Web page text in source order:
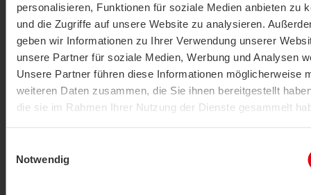
personalisieren, Funktionen für soziale Medien anbieten zu
und die Zugriffe auf unsere Website zu analysieren.
geben wir Informationen zu Ihrer Verwendung unserer
unsere Partner für soziale Medien, Werbung und Analysen
Unsere Partner führen diese Informationen möglicherweise
weiteren Daten zusammen, die Sie ihnen bereitgestellt
die sie im Rahmen Ihrer Nutzung der Dienste gesammelt
Notwendig
Pasarela
STC-IoT
MOSTRAR PRODUCTO